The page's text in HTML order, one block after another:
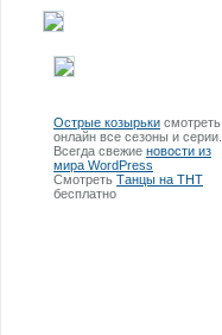
Острые козырьки смотреть
онлайн все сезоны и серии.
Всегда свежие новости из
мира WordPress
Смотреть Танцы на ТНТ
бесплатно